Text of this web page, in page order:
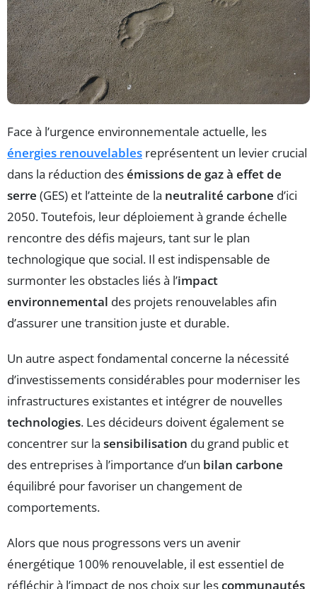
Face à l’urgence environnementale actuelle, les
énergies renouvelables représentent un levier crucial
dans la réduction desémissions de gaz à effet de
serre (GES) et l’atteinte de la neutralité carbone d’ici
2050. Toutefois, leur déploiement à grande échelle
rencontre des défis majeurs, tant sur le plan
technologique que social. Il est indispensable de
surmonter les obstacles liés à l’impact
environnemental des projets renouvelables afin
d’assurer une transition juste et durable.
Un autre aspect fondamental concerne la nécessité
d’investissements considérables pour moderniser les
infrastructures existantes et intégrer de nouvelles
technologies. Les décideurs doivent également se
concentrer sur la sensibilisation du grand public et
des entreprises à l’importance d’un bilan carbone
équilibré pour favoriser un changement de
comportements.
Alors que nous progressons vers un avenir
énergétique 100% renouvelable, il est essentiel de
réfléchir à l’impact de nos choix sur lescommunautés